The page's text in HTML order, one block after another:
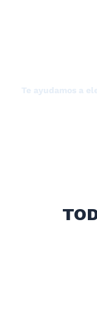
Te ayudamos a